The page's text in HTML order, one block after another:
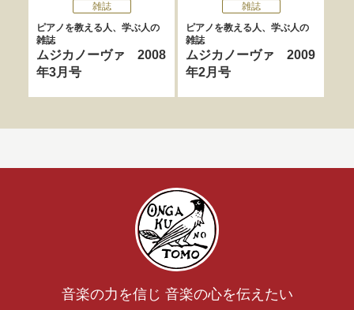
雑誌
ピアノを教える人、学ぶ人の
雑誌
ムジカノーヴァ 2008
年3月号
雑誌
ピアノを教える人、学ぶ人の
雑誌
ムジカノーヴァ 2009
年2月号
音楽の力を信じ 音楽の心を伝えたい